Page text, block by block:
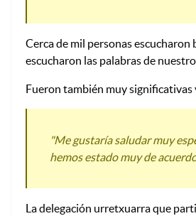
Cerca de mil personas
escucharon las palabras de
Fueron también muy significativas
"Me gustaría saludar muy
hemos estado muy de
La delegación urretxuarra que